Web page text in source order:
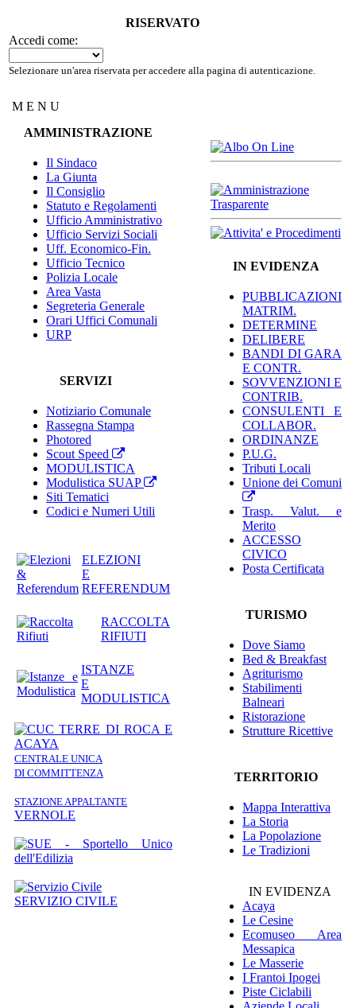
RISERVATO
Accedi come:
Selezionare un'area riservata per accedere alla pagina di autenticazione.
M E N U
AMMINISTRAZIONE
Il Sindaco
La Giunta
Il Consiglio
Statuto e Regolamenti
Ufficio Amministrativo
Ufficio Servizi Sociali
Uff. Economico-Fin.
Ufficio Tecnico
Polizia Locale
Area Vasta
Segreteria Generale
Orari Uffici Comunali
URP
SERVIZI
Notiziario Comunale
Rassegna Stampa
Photored
Scout Speed
MODULISTICA
Modulistica SUAP
Siti Tematici
Codici e Numeri Utili
ELEZIONI
E
REFERENDUM
RACCOLTA
RIFIUTI
ISTANZE
E
MODULISTICA
CENTRALE UNICA
DI COMMITTENZA
STAZIONE APPALTANTE
VERNOLE
SERVIZIO CIVILE
IN EVIDENZA
PUBBLICAZIONI
MATRIM.
DETERMINE
DELIBERE
BANDI DI GARA
E CONTR.
SOVVENZIONI E
CONTRIB.
CONSULENTI E
COLLABOR.
ORDINANZE
P.U.G.
Tributi Locali
Unione dei Comuni
Trasp. Valut. e
Merito
ACCESSO
CIVICO
Posta Certificata
TURISMO
Dove Siamo
Bed & Breakfast
Agriturismo
Stabilimenti
Balneari
Ristorazione
Strutture Ricettive
TERRITORIO
Mappa Interattiva
La Storia
La Popolazione
Le Tradizioni
IN EVIDENZA
Acaya
Le Cesine
Ecomuseo Area
Messapica
Le Masserie
I Frantoi Ipogei
Piste Ciclabili